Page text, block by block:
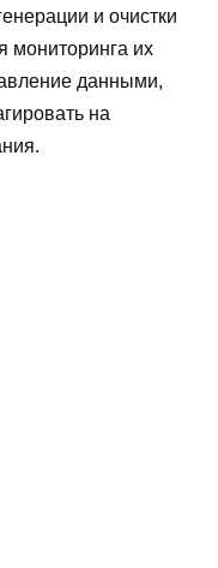
и очистки
мониторинга их
данными,
на